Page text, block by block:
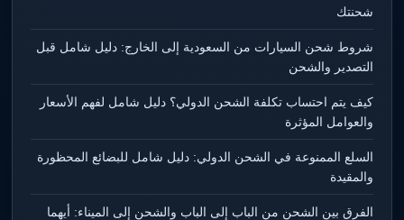
شحنتك
شروط شحن السيارات من السعودية إلى الخارج: دليل شامل قبل
التصدير والشحن
كيف يتم احتساب تكلفة الشحن الدولي؟ دليل شامل لفهم الأسعار
والعوامل المؤثرة
السلع الممنوعة في الشحن الدولي: دليل شامل للبضائع المحظورة
والمقيدة
الفرق بين الشحن من الباب إلى الباب والشحن إلى الميناء: أيهما